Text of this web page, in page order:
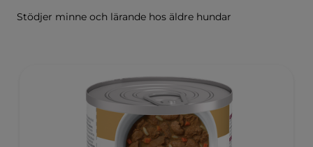
Stödjer minne och lärande hos äldre hundar